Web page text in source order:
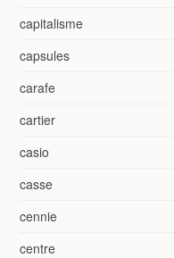
capitalisme
capsules
carafe
cartier
casio
casse
cennie
centre